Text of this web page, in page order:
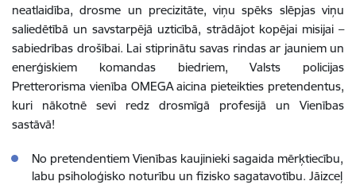
neatlaidība, drosme un precizitāte, viņu spēks slēpjas viņu
saliedētībā un savstarpējā uzticībā, strādājot kopējai misijai –
sabiedrības drošībai. Lai stiprinātu savas rindas ar jauniem un
enerģiskiem komandas biedriem, Valsts policijas
Pretterorisma vienība OMEGA aicina pieteikties pretendentus,
kuri nākotnē sevi redz drosmīgā profesijā un Vienības
sastāvā!
No pretendentiem Vienības kaujinieki sagaida mērķtiecību,
labu psiholoģisko noturību un fizisko sagatavotību. Jāizceļ